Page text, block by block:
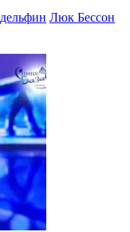
дельфин Люк Бессон